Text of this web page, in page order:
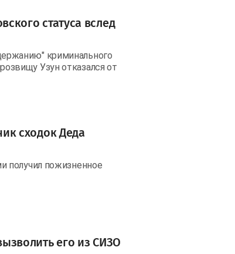
статуса вслед
криминального
Узун отказался от
сходок Деда
получил пожизненное
его из СИЗО